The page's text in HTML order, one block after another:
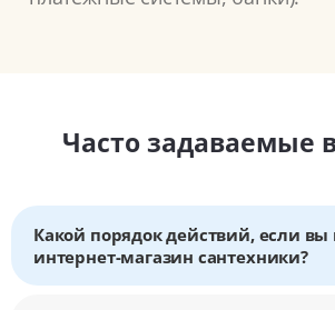
Часто задаваемые
Какой порядок действий, если вы
интернет-магазин сантехники?